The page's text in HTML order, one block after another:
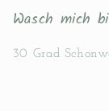
Wasch mich
30 Grad